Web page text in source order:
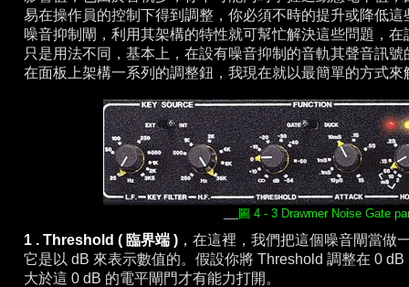
易在操作員的控制下得到調整，你必須不時的提升或降低
噪音抑制閘，利用其架構的特性就可幫忙解決這些問題，
只是用法不同，基本上，在設有噪音抑制的音軌其聲音訊
在面板上架構一系列的調整鈕，我現在就以最簡單的方式來
圖 4 - 3 Drawmer Noise Gate
1 . Threshold ( 臨界端 ) ， 在這裡，我們把這個噪音閘當做
它是以 dB 來表示數值的。假設你將 Threshold 調整在 0 dB
大於這 0 dB 的電平閘門才有能力打開。